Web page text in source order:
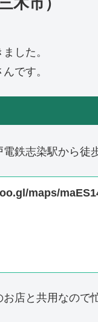
した。
です。
鉄志染駅から徒
maps/
店と共用なので